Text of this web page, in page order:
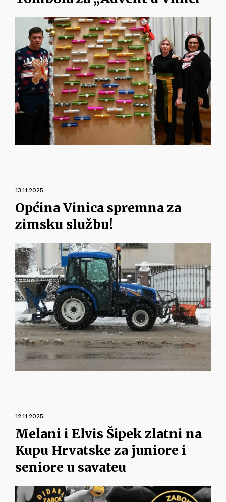
13.11.2025.
Općina Vinica spremna za
zimsku službu!
12.11.2025.
Melani i Elvis Šipek zlatni na
Kupu Hrvatske za juniore i
seniore u savateu